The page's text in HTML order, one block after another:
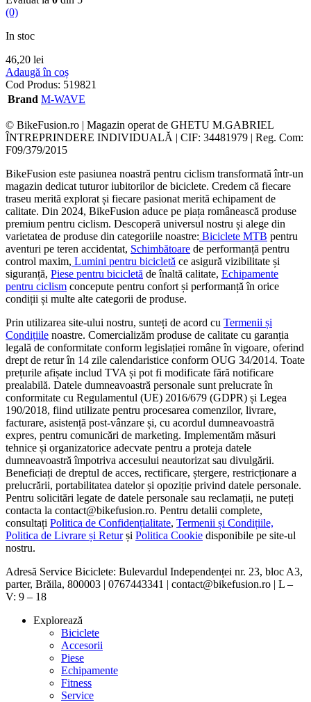
(0)
In stoc
46,20 lei
Adaugă în coș
Cod Produs: 519821
Brand M-WAVE
© BikeFusion.ro | Magazin operat de GHETU M.GABRIEL
ÎNTREPRINDERE INDIVIDUALĂ | CIF: 34481979 | Reg. Com:
F09/379/2015
BikeFusion este pasiunea noastră pentru ciclism transformată într-un
magazin dedicat tuturor iubitorilor de biciclete. Credem că fiecare
traseu merită explorat și fiecare pasionat merită echipament de
calitate. Din 2024, BikeFusion aduce pe piața românească produse
premium pentru ciclism. Descoperă universul nostru și alege din
varietatea de produse din categoriile noastre: Biciclete MTB pentru
aventuri pe teren accidentat, Schimbătoare de performanță pentru
control maxim, Lumini pentru bicicletă ce asigură vizibilitate și
siguranță, Piese pentru bicicletă de înaltă calitate, Echipamente
pentru ciclism concepute pentru confort și performanță în orice
condiții și multe alte categorii de produse.
Prin utilizarea site-ului nostru, sunteți de acord cu Termenii și
Condițiile noastre. Comercializăm produse de calitate cu garanția
legală de conformitate conform legislației române în vigoare, oferind
drept de retur în 14 zile calendaristice conform OUG 34/2014. Toate
prețurile afișate includ TVA și pot fi modificate fără notificare
prealabilă. Datele dumneavoastră personale sunt prelucrate în
conformitate cu Regulamentul (UE) 2016/679 (GDPR) și Legea
190/2018, fiind utilizate pentru procesarea comenzilor, livrare,
facturare, asistență post-vânzare și, cu acordul dumneavoastră
expres, pentru comunicări de marketing. Implementăm măsuri
tehnice și organizatorice adecvate pentru a proteja datele
dumneavoastră împotriva accesului neautorizat sau divulgării.
Beneficiați de dreptul de acces, rectificare, ștergere, restricționare a
prelucrării, portabilitatea datelor și opoziție privind datele personale.
Pentru solicitări legate de datele personale sau reclamații, ne puteți
contacta la contact@bikefusion.ro. Pentru detalii complete,
consultați Politica de Confidențialitate, Termenii și Condițiile,
Politica de Livrare și Returși Politica Cookie disponibile pe site-ul
nostru.
Adresă Service Biciclete: Bulevardul Independenței nr. 23, bloc A3,
parter, Brăila, 800003 | 0767443341 | contact@bikefusion.ro | L –
V: 9 – 18
Explorează
Biciclete
Accesorii
Piese
Echipamente
Fitness
Service